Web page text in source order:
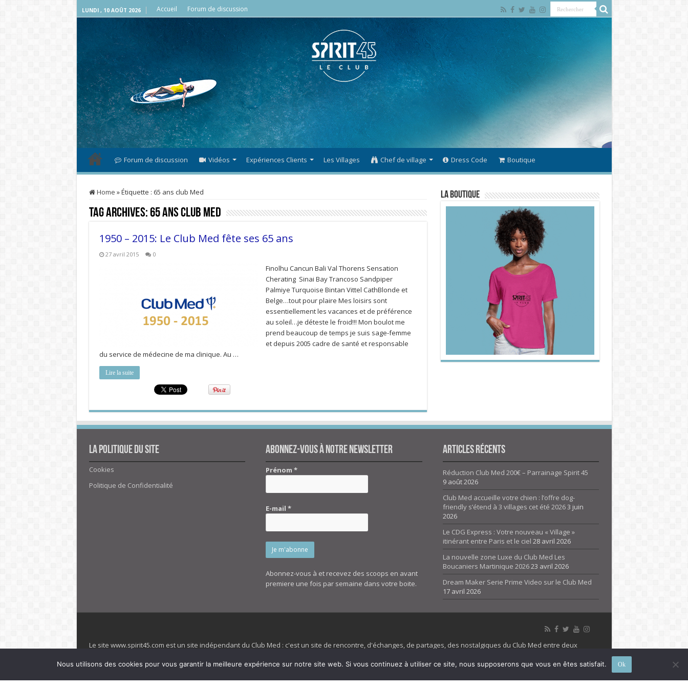
LUNDI , 10 AOÛT 2026 Accueil Forum de discussion
Forum de discussion Vidéos Expériences Clients Les Villages Chef de village Dress Code Boutique
Home »Étiquette : 65 ans club Med
Tag Archives:65 ans club Med
1950 – 2015: Le Club Med fête ses 65 ans
27 avril 2015 0
Finolhu Cancun Bali Val Thorens Sensation
Cherating Sinai Bay Trancoso Sandpiper
Palmiye Turquoise Bintan Vittel CathBlonde et
Belge…tout pour plaire Mes loisirs sont
essentiellement les vacances et de préférence
au soleil…je déteste le froid!!! Mon boulot me
prend beaucoup de temps je suis sage-femme
et depuis 2005 cadre de santé et responsable
du service de médecine de ma clinique. Au …
Lire la suite
La Boutique
La politique du site
Cookies
Politique de Confidentialité
Abonnez-vous à notre newsletter
Prénom*
E-mail*
Abonnez-vous à et recevez des scoops en avant
premiere une fois par semaine dans votre boite.
Articles Récents
Réduction Club Med 200€ – Parrainage Spirit 45
9 août 2026
Club Med accueille votre chien : l’offre dog-
friendly s’étend à 3 villages cet été 20263 juin
2026
Le CDG Express : Votre nouveau « Village »
itinérant entre Paris et le ciel 28 avril 2026
La nouvelle zone Luxe du Club Med Les
Boucaniers Martinique 202623 avril 2026
Dream Maker Serie Prime Video sur le Club Med
17 avril 2026
Le site www.spirit45.com est un site indépendant du Club Med : c'est un site de rencontre, d'échanges, de partages, des nostalgiques du Club Med entre deux
villages. Club Med est une marque déposée. Spirit 45 et son forum ne sont pas liés au ClubMed et la marque citée est la propriété de son détenteur respectif. Le site
officiel de la marque est : www.clubmed.fr Les images de fond de page de cette page d'accueil sont la propriétés de la marque Club Med, Tous droits réservés - 2026
Nous utilisons des cookies pour vous garantir la meilleure expérience sur notre site web. Si vous continuez à utiliser ce site, nous supposerons que vous en êtes satisfait. Ok